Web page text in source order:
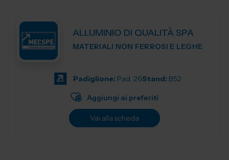
ALLUMINIO DI QUALITÀ SPA
MATERIALI NON FERROSI E LEGHE
Padiglione: Pad. 26Stand: B52
Aggiungi ai preferiti
Vai alla scheda